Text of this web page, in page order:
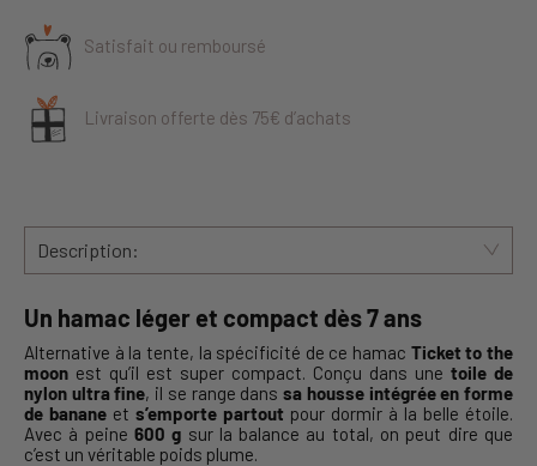
Satisfait ou remboursé
Livraison offerte dès 75€ d’achats
Description:
Un hamac léger et compact dès 7 ans
Alternative à la tente, la spécificité de ce hamac Ticket to the
moon est qu’il est super compact. Conçu dans une toile de
nylon ultra fine, il se range danssa housse intégrée en forme
de banane et s’emporte partout pour dormir à la belle étoile.
Avec à peine 600 g sur la balance au total, on peut dire que
c’est un véritable poids plume.